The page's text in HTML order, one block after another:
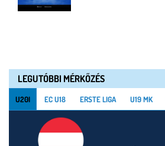
LEGUTÓBBI MÉRKŐZÉS
U20I EC U18 ERSTE LIGA U19 MK